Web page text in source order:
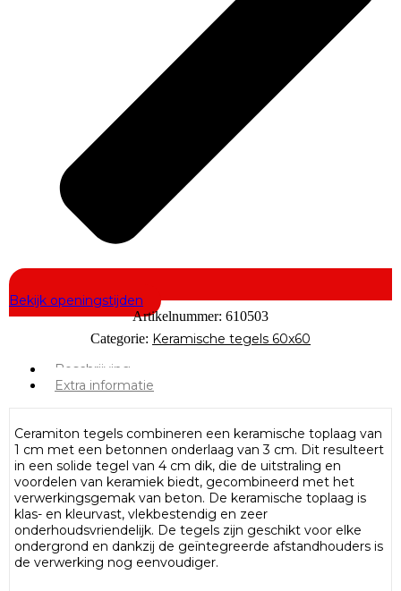
Bekijk openingstijden
Artikelnummer: 610503
Categorie: Keramische tegels 60x60
Beschrijving
Extra informatie
Ceramiton tegels combineren een keramische toplaag van
1 cm met een betonnen onderlaag van 3 cm. Dit resulteert
in een solide tegel van 4 cm dik, die de uitstraling en
voordelen van keramiek biedt, gecombineerd met het
verwerkingsgemak van beton. De keramische toplaag is
klas- en kleurvast, vlekbestendig en zeer
onderhoudsvriendelijk. De tegels zijn geschikt voor elke
ondergrond en dankzij de geïntegreerde afstandhouders is
de verwerking nog eenvoudiger.